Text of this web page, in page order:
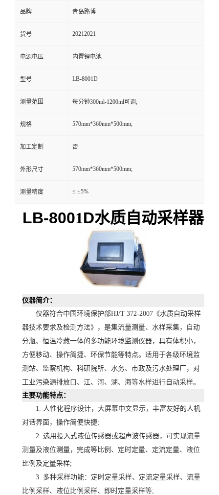
言
品牌 青岛路博
货号 20212021
电源电压 内置锂电池
型号 LB-8001D
测量范围 每分钟300ml-1200ml可调;
规格 570mm*360mm*500mm;
加工定制 否
外形尺寸 570mm*360mm*500mm;
测量精度 ≤ ±5%
LB-8001D水质自动采样器
仪器简介：
仪器符合中国环境保护部HJ/T 372-2007《水质自动采样
器技术要求及检测方法》，是集流量测量、水样采集，自动
分瓶、恒温冷藏一体的多功能环境监测仪器，具有体积小，
方便移动、操作简捷、环保节能等特点。适用于各级环境监
测站、监察机构、科研院所、水务、市政及污水处理厂，对
工业污染源排放口、江、河、湖、海等水样进行自动采样。
主要功能特点：
1. 人性化程序设计，大屏幕中文显示，丰富友好的人机
对话界面，操作简便快捷;
2. 选用投入式液位传感器或超声波传感器，可实现流量
测量及液位测量，完成等比例、定时定量、定流定量、液位
比例及定量采样;
3. 多种采样功能：定时定量采样、定流定量采样、流量
比例采样、液位比例采样、即时定量采样等;